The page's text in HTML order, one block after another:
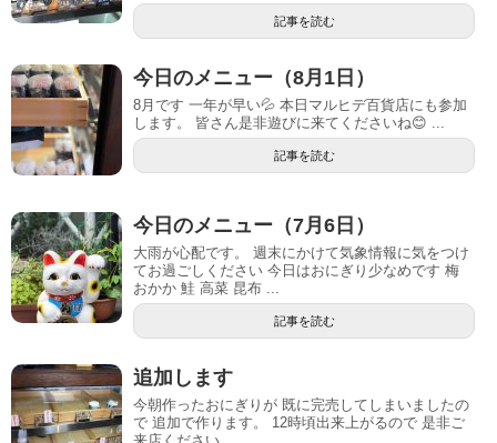
記事を読む
今日のメニュー（8月1日）
8月です 一年が早い💦 本日マルヒデ百貨店にも参加
します。 皆さん是非遊びに来てくださいね😊 ...
記事を読む
今日のメニュー（7月6日）
大雨が心配です。 週末にかけて気象情報に気をつけ
てお過ごしください 今日はおにぎり少なめです 梅
おかか 鮭 高菜 昆布 ...
記事を読む
追加します
今朝作ったおにぎりが 既に完売してしまいましたの
で 追加で作ります。 12時頃出来上がるので 是非ご